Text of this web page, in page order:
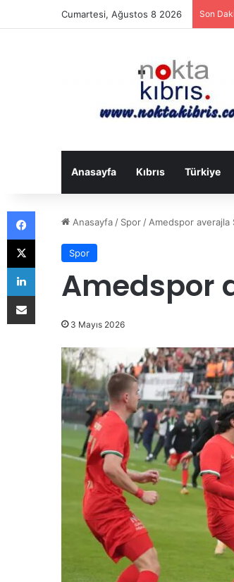
Cumartesi, Ağustos 8 2026 Son
Anasayfa Kıbrıs Türkiye
Anasayfa / Spor / Amedspor averajla
Spor
Amedspor
3 Mayıs 2026
E-Posta ile paylaş